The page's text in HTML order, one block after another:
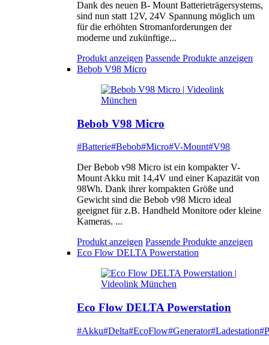
Dank des neuen B- Mount Batterieträgersystems,
sind nun statt 12V, 24V Spannung möglich um
für die erhöhten Stromanforderungen der
moderne und zukünftige...
Produkt anzeigen Passende Produkte anzeigen
Bebob V98 Micro
Bebob V98 Micro
#Batterie#Bebob#Micro#V-Mount#V98
Der Bebob v98 Micro ist ein kompakter V-
Mount Akku mit 14,4V und einer Kapazität von
98Wh. Dank ihrer kompakten Größe und
Gewicht sind die Bebob v98 Micro ideal
geeignet für z.B. Handheld Monitore oder kleine
Kameras. ...
Produkt anzeigen Passende Produkte anzeigen
Eco Flow DELTA Powerstation
Eco Flow DELTA Powerstation
#Akku#Delta#EcoFlow#Generator#Ladestation